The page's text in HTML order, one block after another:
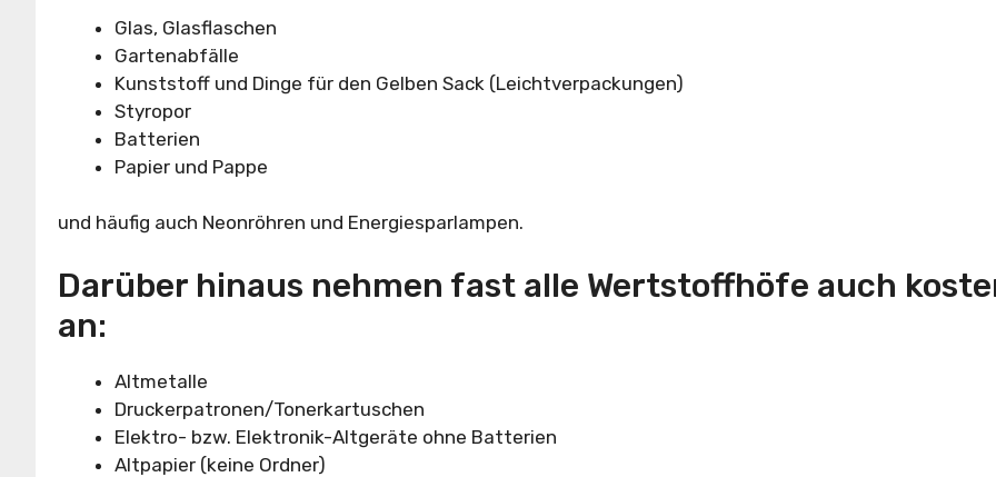
Glas, Glasflaschen
Gartenabfälle
Kunststoff und Dinge für den Gelben Sack (Leichtverpackungen)
Styropor
Batterien
Papier und Pappe
und häufig auch Neonröhren und Energiesparlampen.
Darüber hinaus nehmen fast alle Wertstoffhöfe auch
an:
Altmetalle
Druckerpatronen/Tonerkartuschen
Elektro- bzw. Elektronik-Altgeräte ohne Batterien
Altpapier (keine Ordner)